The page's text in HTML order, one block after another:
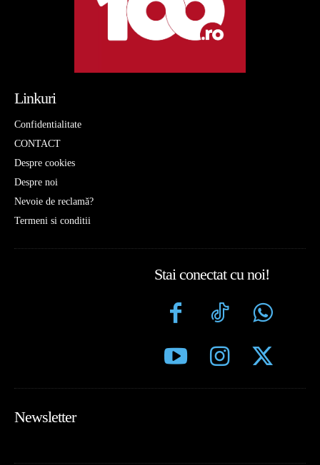
Linkuri
Confidentialitate
CONTACT
Despre cookies
Despre noi
Nevoie de reclamă?
Termeni si conditii
Stai conectat cu noi!
Newsletter